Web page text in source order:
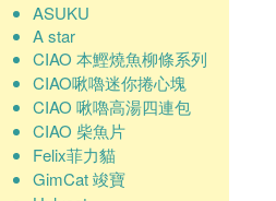
ASUKU
A star
CIAO 本鰹燒魚柳條系列
CIAO啾嚕迷你捲心塊
CIAO 啾嚕高湯四連包
CIAO 柴魚片
Felix菲力貓
GimCat 竣寶